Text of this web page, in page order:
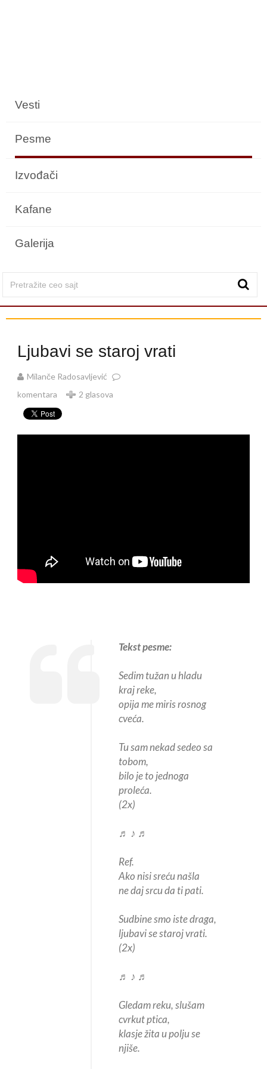
Vesti
Pesme
Izvođači
Kafane
Galerija
Ljubavi se staroj vrati
Milanče Radosavljević
komentara
2 glasova
Tekst pesme:
Sedim tužan u hladu
kraj reke,
opija me miris rosnog
cveća.
Tu sam nekad sedeo sa
tobom,
bilo je to jednoga
proleća.
(2x)
♬ ♪ ♬
Ref.
Ako nisi sreću našla
ne daj srcu da ti pati.
Sudbine smo iste draga,
ljubavi se staroj vrati.
(2x)
♬ ♪ ♬
Gledam reku, slušam
cvrkut ptica,
klasje žita u polju se
njiše.